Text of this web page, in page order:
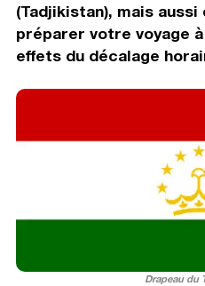
(Tadjikistan), mais
préparer votre voyage
effets du décalage
Drapeau du